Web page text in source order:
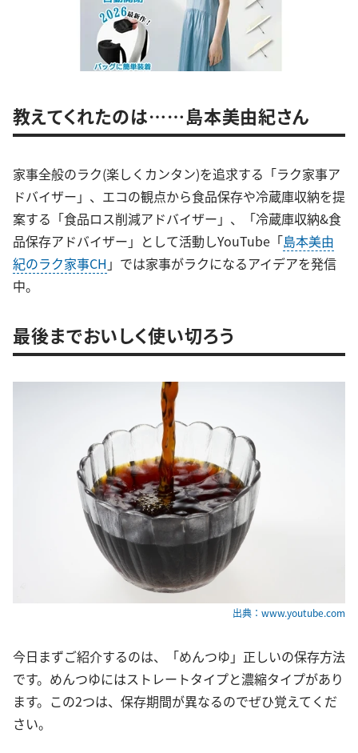
教えてくれたのは……島本美由紀さん
家事全般のラク(楽しくカンタン)を追求する「ラク家事ア
ドバイザー」、エコの観点から食品保存や冷蔵庫収納を提
案する「食品ロス削減アドバイザー」、「冷蔵庫収納&食
品保存アドバイザー」として活動しYouTube「島本美由
紀のラク家事CH 」では家事がラクになるアイデアを発信
中。
最後までおいしく使い切ろう
出典：www.youtube.com
今日まずご紹介するのは、「めんつゆ」正しいの保存方法
です。めんつゆにはストレートタイプと濃縮タイプがあり
ます。この2つは、保存期間が異なるのでぜひ覚えてくだ
さい。